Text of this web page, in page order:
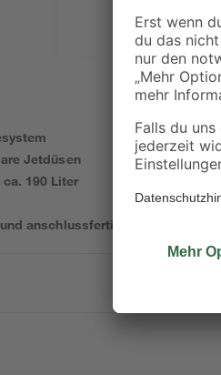
Jetdüsen
190 Liter
anschlussfertig